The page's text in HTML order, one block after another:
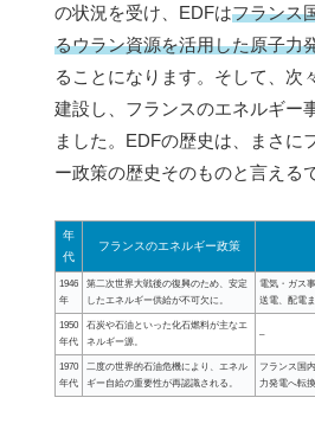
の状況を受け、EDFはフランス
るウラン資源を活用した原子力
ることになります。そして、次
建設し、フランスのエネルギー
ました。EDFの歴史は、まさに
ー政策の歴史そのものと言える
年
代
フランスのエネルギー政策
1946
年
第二次世界大戦後の復興のため、安定
したエネルギー供給が不可欠に。
電気・ガス
送電、配電
1950
年代
石炭や石油といった化石燃料が主なエ
ネルギー源。
–
1970
年代
二度の世界的石油危機により、エネル
ギー自給の重要性が再認識される。
フランス国
力発電へ転